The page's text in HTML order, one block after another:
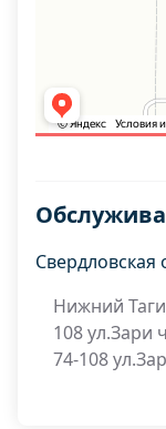
Свердловская
Нижний
108 ул.Зари
74-108